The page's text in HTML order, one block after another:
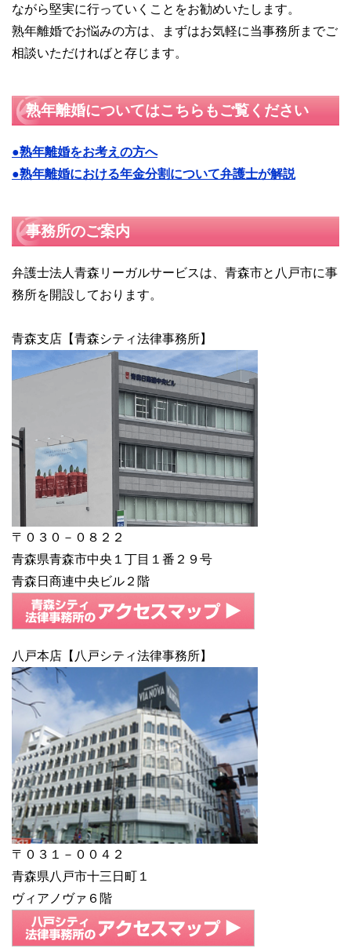
ながら堅実に行っていくことをお勧めいたします。
熟年離婚でお悩みの方は、まずはお気軽に当事務所までご
相談いただければと存じます。
熟年離婚についてはこちらもご覧ください
●熟年離婚をお考えの方へ
●熟年離婚における年金分割について弁護士が解説
事務所のご案内
弁護士法人青森リーガルサービスは、青森市と八戸市に事
務所を開設しております。
青森支店【青森シティ法律事務所】
〒０３０－０８２２
青森県青森市中央１丁目１番２９号
青森日商連中央ビル２階
八戸本店【八戸シティ法律事務所】
〒０３１－００４２
青森県八戸市十三日町１
ヴィアノヴァ６階